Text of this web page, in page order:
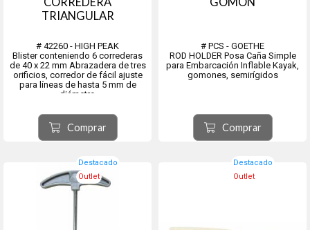
TRIANGULAR
# 42260 - HIGH PEAK
Blister conteniendo 6 correderas
de 40 x 22 mm Abrazadera de tres
orificios, corredor de fácil ajuste
para líneas de hasta 5 mm de
diámetro
Comprar
# PCS - GOETHE
ROD HOLDER Posa Caña Simple
para Embarcación Inflable Kayak,
gomones, semirígidos
Comprar
Destacado
Outlet
Destacado
Outlet